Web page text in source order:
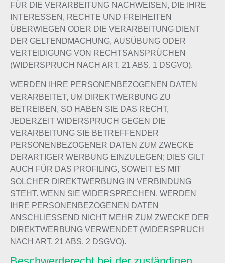
FÜR DIE VERARBEITUNG NACHWEISEN, DIE IHRE
INTERESSEN, RECHTE UND FREIHEITEN
ÜBERWIEGEN ODER DIE VERARBEITUNG DIENT
DER GELTENDMACHUNG, AUSÜBUNG ODER
VERTEIDIGUNG VON RECHTSANSPRÜCHEN
(WIDERSPRUCH NACH ART. 21 ABS. 1 DSGVO).
WERDEN IHRE PERSONENBEZOGENEN DATEN
VERARBEITET, UM DIREKTWERBUNG ZU
BETREIBEN, SO HABEN SIE DAS RECHT,
JEDERZEIT WIDERSPRUCH GEGEN DIE
VERARBEITUNG SIE BETREFFENDER
PERSONENBEZOGENER DATEN ZUM ZWECKE
DERARTIGER WERBUNG EINZULEGEN; DIES GILT
AUCH FÜR DAS PROFILING, SOWEIT ES MIT
SOLCHER DIREKTWERBUNG IN VERBINDUNG
STEHT. WENN SIE WIDERSPRECHEN, WERDEN
IHRE PERSONENBEZOGENEN DATEN
ANSCHLIESSEND NICHT MEHR ZUM ZWECKE DER
DIREKTWERBUNG VERWENDET (WIDERSPRUCH
NACH ART. 21 ABS. 2 DSGVO).